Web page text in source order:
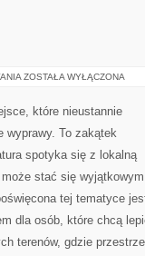
PODRÓŻE
ZOSTAŁA WYŁĄCZONA
które nieustannie
wyprawy. To zakątek
spotyka się z lokalną
stać się wyjątkowym
tej tematyce
dla osób, które chcą
terenów, gdzie